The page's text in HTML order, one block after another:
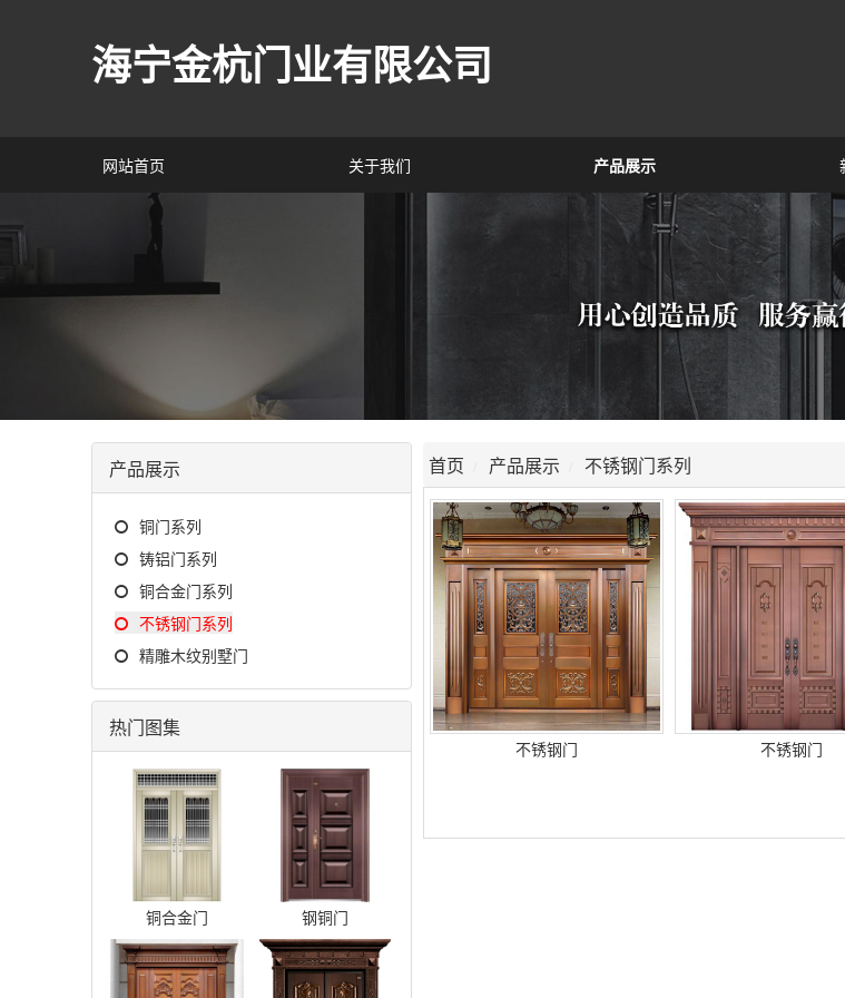
海宁金杭门业有限公司
网站首页 关于我们 产品展示
产品展示
铜门系列
铸铝门系列
铜合金门系列
不锈钢门系列
精雕木纹别墅门
热门图集
铜合金门 钢铜门
首页 产品展示 不锈钢门系列
不锈钢门 不锈钢门